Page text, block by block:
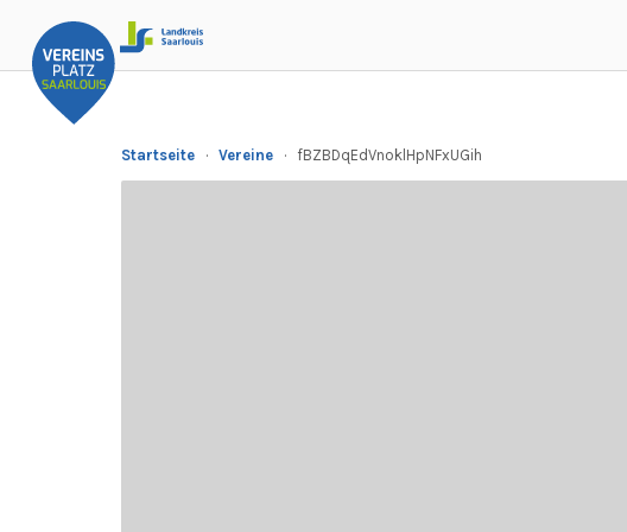
Startseite · Vereine · fBZBDqEdVnoklHpNFxUGih